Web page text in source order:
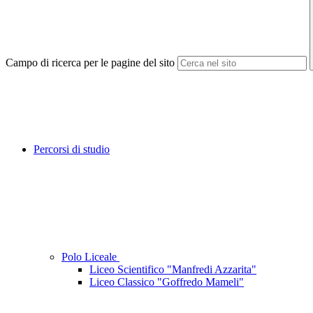
Campo di ricerca per le pagine del sito
Percorsi di studio
Polo Liceale
Liceo Scientifico "Manfredi Azzarita"
Liceo Classico "Goffredo Mameli"